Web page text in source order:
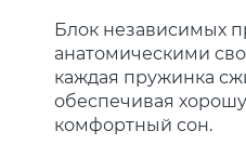
Блок независимых
анатомическими
каждая пружинка
обеспечивая
комфортный сон.